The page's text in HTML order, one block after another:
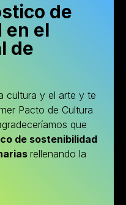
de
en el
de
cultura y el arte y te
Pacto de Cultura
que
de sostenibilidad
rellenando la